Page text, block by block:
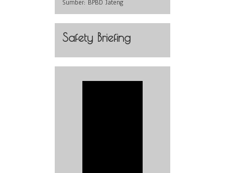
Sumber: BPBD Jateng
Safety Briefing